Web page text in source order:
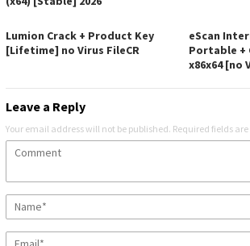
Lumion Crack + Product Key
[Lifetime] no Virus FileCR
eScan
Portable +
x86x64 [no
Leave a Reply
Your email address will not be published. Required fields